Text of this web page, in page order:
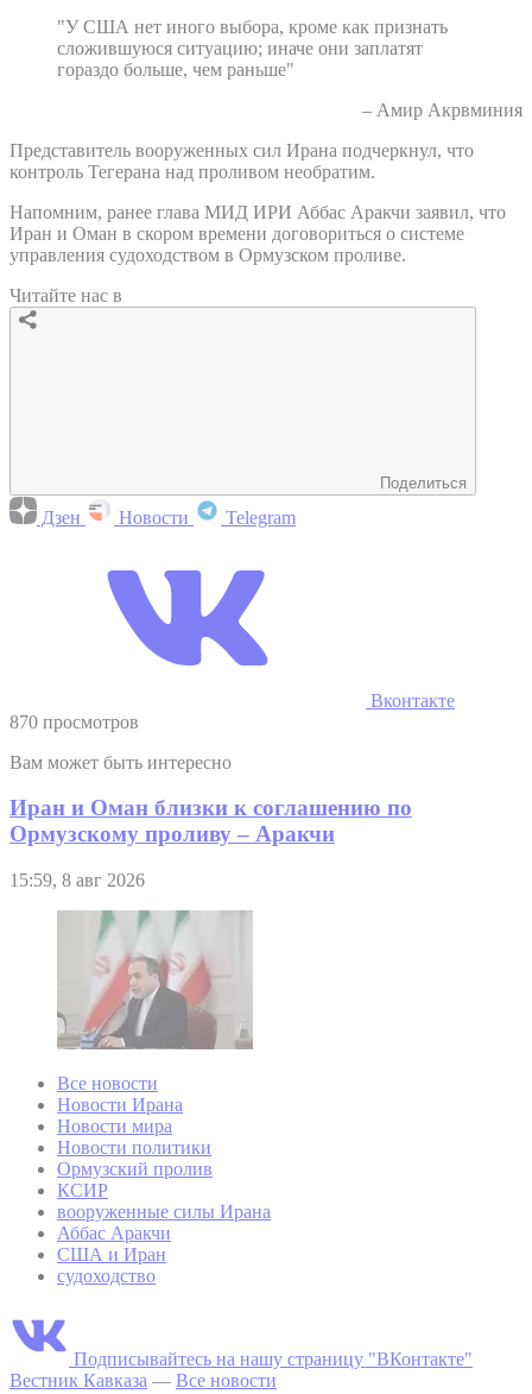
"У США нет иного выбора, кроме как признать
сложившуюся ситуацию; иначе они заплатят
гораздо больше, чем раньше"
– Амир Акрвминия
Представитель вооруженных сил Ирана подчеркнул, что
контроль Тегерана над проливом необратим.
Напомним, ранее глава МИД ИРИ Аббас Аракчи заявил, что
Иран и Оман в скором времени договориться о системе
управления судоходством в Ормузском проливе.
Читайте нас в
Поделиться
Дзен Новости Telegram
Вконтакте
870 просмотров
Вам может быть интересно
Иран и Оман близки к соглашению по
Ормузскому проливу – Аракчи
15:59, 8 авг 2026
Все новости
Новости Ирана
Новости мира
Новости политики
Ормузский пролив
КСИР
вооруженные силы Ирана
Аббас Аракчи
США и Иран
судоходство
Подписывайтесь на нашу страницу "ВКонтакте"
Вестник Кавказа — Все новости